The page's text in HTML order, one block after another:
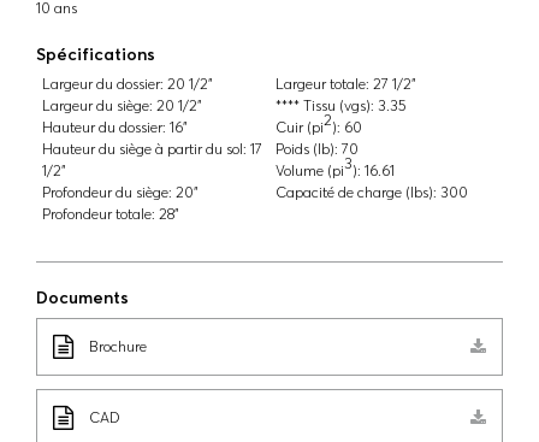
10 ans
Spécifications
Largeur du dossier: 20 1/2"
Largeur du siège: 20 1/2"
Hauteur du dossier: 16"
Hauteur du siège à partir du sol: 17
1/2"
Profondeur du siège: 20"
Profondeur totale: 28"
Largeur totale: 27 1/2"
**** Tissu (vgs): 3.35
Cuir (pi2): 60
Poids (lb): 70
Volume (pi3): 16.61
Capacité de charge (lbs): 300
Documents
Brochure
CAD